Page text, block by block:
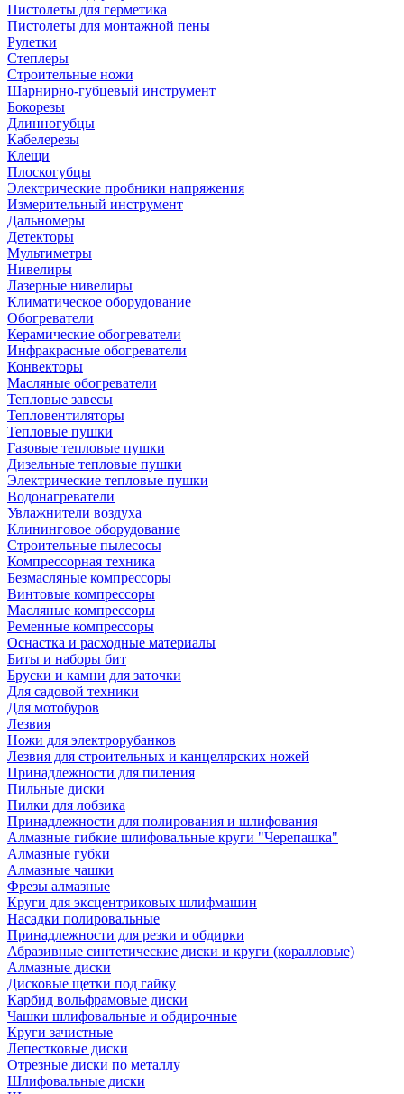
Пистолеты для герметика
Пистолеты для монтажной пены
Рулетки
Степлеры
Строительные ножи
Шарнирно-губцевый инструмент
Бокорезы
Длинногубцы
Кабелерезы
Клещи
Плоскогубцы
Электрические пробники напряжения
Измерительный инструмент
Дальномеры
Детекторы
Мультиметры
Нивелиры
Лазерные нивелиры
Климатическое оборудование
Обогреватели
Керамические обогреватели
Инфракрасные обогреватели
Конвекторы
Масляные обогреватели
Тепловые завесы
Тепловентиляторы
Тепловые пушки
Газовые тепловые пушки
Дизельные тепловые пушки
Электрические тепловые пушки
Водонагреватели
Увлажнители воздуха
Клининговое оборудование
Строительные пылесосы
Компрессорная техника
Безмасляные компрессоры
Винтовые компрессоры
Масляные компрессоры
Ременные компрессоры
Оснастка и расходные материалы
Биты и наборы бит
Бруски и камни для заточки
Для садовой техники
Для мотобуров
Лезвия
Ножи для электрорубанков
Лезвия для строительных и канцелярских ножей
Принадлежности для пиления
Пильные диски
Пилки для лобзика
Принадлежности для полирования и шлифования
Алмазные гибкие шлифовальные круги "Черепашка"
Алмазные губки
Алмазные чашки
Фрезы алмазные
Круги для эксцентриковых шлифмашин
Насадки полировальные
Принадлежности для резки и обдирки
Абразивные синтетические диски и круги (коралловые)
Алмазные диски
Дисковые щетки под гайку
Карбид вольфрамовые диски
Чашки шлифовальные и обдирочные
Круги зачистные
Лепестковые диски
Отрезные диски по металлу
Шлифовальные диски